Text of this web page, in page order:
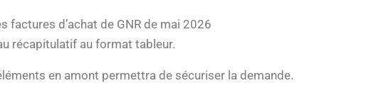
factures d’achat de GNR de mai 2026
récapitulatif au format tableur.
en amont permettra de sécuriser la demande.